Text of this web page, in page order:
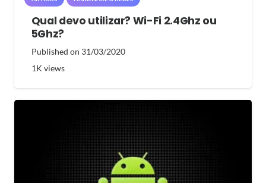
Qual devo utilizar? Wi-Fi 2.4Ghz ou
5Ghz?
Published on 31/03/2020
1K views